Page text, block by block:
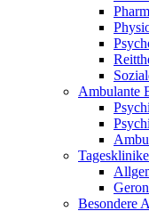
Ambulante
Besondere